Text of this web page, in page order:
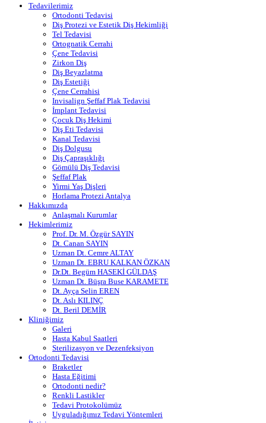
Tedavilerimiz
Ortodonti Tedavisi
Diş Protezi ve Estetik Diş Hekimliği
Tel Tedavisi
Ortognatik Cerrahi
Çene Tedavisi
Zirkon Diş
Diş Beyazlatma
Diş Estetiği
Çene Cerrahisi
Invisalign Şeffaf Plak Tedavisi
İmplant Tedavisi
Çocuk Diş Hekimi
Diş Eti Tedavisi
Kanal Tedavisi
Diş Dolgusu
Diş Çapraşıklığı
Gömülü Diş Tedavisi
Şeffaf Plak
Yirmi Yaş Dişleri
Horlama Protezi Antalya
Hakkımızda
Anlaşmalı Kurumlar
Hekimlerimiz
Prof. Dr. M. Özgür SAYIN
Dt. Canan SAYIN
Uzman Dt. Cemre ALTAY
Uzman Dt. EBRU KALKAN ÖZKAN
Dr.Dt. Begüm HASEKİ GÜLDAŞ
Uzman Dt. Büşra Buse KARAMETE
Dt. Ayça Selin EREN
Dt. Aslı KILINÇ
Dt. Beril DEMİR
Kliniğimiz
Galeri
Hasta Kabul Saatleri
Sterilizasyon ve Dezenfeksiyon
Ortodonti Tedavisi
Braketler
Hasta Eğitimi
Ortodonti nedir?
Renkli Lastikler
Tedavi Protokolümüz
Uyguladığımız Tedavi Yöntemleri